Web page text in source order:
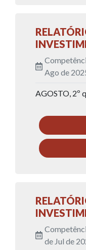
Ago de
AGOSTO, 2º
de Jul de